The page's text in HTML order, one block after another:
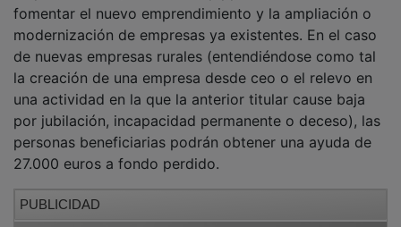
modernización de empresas ya existentes. En el caso
de nuevas empresas rurales (entendiéndose como tal
la creación de una empresa desde ceo o el relevo en
una actividad en la que la anterior titular cause baja
por jubilación, incapacidad permanente o deceso), las
personas beneficiarias podrán obtener una ayuda de
27.000 euros a fondo perdido.